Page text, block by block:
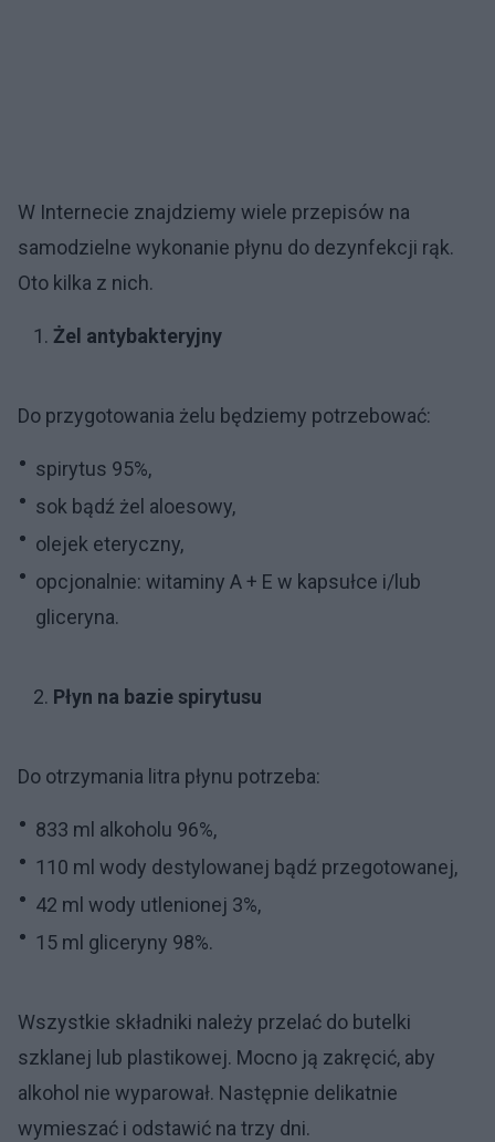
W Internecie znajdziemy wiele przepisów na
samodzielne wykonanie płynu do dezynfekcji rąk.
Oto kilka z nich.
Żel antybakteryjny
Do przygotowania żelu będziemy potrzebować:
spirytus 95%,
sok bądź żel aloesowy,
olejek eteryczny,
opcjonalnie: witaminy A + E w kapsułce i/lub
gliceryna.
Płyn na bazie spirytusu
Do otrzymania litra płynu potrzeba:
833 ml alkoholu 96%,
110 ml wody destylowanej bądź przegotowanej,
42 ml wody utlenionej 3%,
15 ml gliceryny 98%.
Wszystkie składniki należy przelać do butelki
szklanej lub plastikowej. Mocno ją zakręcić, aby
alkohol nie wyparował. Następnie delikatnie
wymieszać i odstawić na trzy dni.